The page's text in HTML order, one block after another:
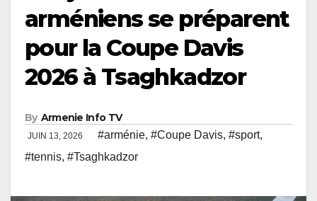
arméniens se préparent
pour la Coupe Davis
2026 à Tsaghkadzor
By Armenie Info TV
JUIN 13, 2026 #arménie, #Coupe Davis, #sport,
#tennis, #Tsaghkadzor